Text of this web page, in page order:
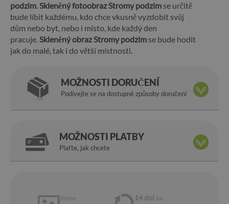
podzim.Skleněný fotoobraz Stromy podzim se určitě
bude líbit každému, kdo chce vkusně vyzdobit svůj
dům nebo byt, nebo i místo, kde každý den
pracuje.Skleněný obraz Stromy podzim se bude hodit
jak do malé, tak i do větší místnosti.
MOŽNOSTI DORUČENÍ
Podívejte se na dostupné způsoby doručení
MOŽNOSTI PLATBY
Plaťte, jak chcete
Jsme
14 dní za